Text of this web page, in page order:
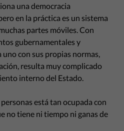
una democracia
en la práctica es un sistema
partes móviles. Con
gubernamentales y
con sus propias normas,
resulta muy complicado
interno del Estado.
está tan ocupada con
no tiene ni tiempo ni ganas de